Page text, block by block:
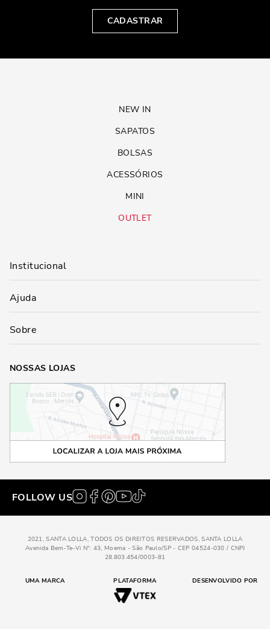
CADASTRAR
NEW IN
SAPATOS
BOLSAS
ACESSÓRIOS
MINI
OUTLET
Institucional
Ajuda
Sobre
NOSSAS LOJAS
FOLLOW US
2021, SANTA LOLLA, TODOS OS DIREITOS RESERVADOS, SANTA LOLLA
Avenida Bem-Te-Vi N°: 43, Moema - São Paulo/SP - CEP 04524-030 / CNPJ
28.803.454/0003-81
UMA MARCA PLATAFORMA DESENVOLVIDO POR